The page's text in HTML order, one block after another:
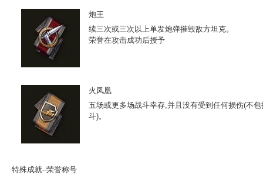
炮王
续三次或三次以上单发炮弹摧毁敌方坦克。
荣誉在攻击成功后授予
火凤凰
五场或更多场战斗幸存,并且没有受到任何损伤(不
斗)。
特殊成就–荣誉称号